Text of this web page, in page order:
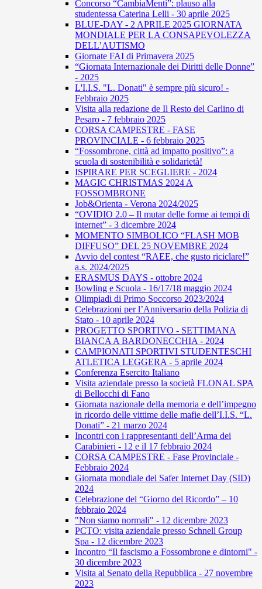
Concorso “CambiaMenti”: plauso alla
studentessa Caterina Lelli - 30 aprile 2025
BLUE-DAY - 2 APRILE 2025 GIORNATA
MONDIALE PER LA CONSAPEVOLEZZA
DELL’AUTISMO
Giornate FAI di Primavera 2025
“Giornata Internazionale dei Diritti delle Donne”
- 2025
L'I.I.S. "L. Donati" è sempre più sicuro! -
Febbraio 2025
Visita alla redazione de Il Resto del Carlino di
Pesaro - 7 febbraio 2025
CORSA CAMPESTRE - FASE
PROVINCIALE - 6 febbraio 2025
“Fossombrone, città ad impatto positivo”: a
scuola di sostenibilità e solidarietà!
ISPIRARE PER SCEGLIERE - 2024
MAGIC CHRISTMAS 2024 A
FOSSOMBRONE
Job&Orienta - Verona 2024/2025
“OVIDIO 2.0 – Il mutar delle forme ai tempi di
internet” - 3 dicembre 2024
MOMENTO SIMBOLICO “FLASH MOB
DIFFUSO” DEL 25 NOVEMBRE 2024
Avvio del contest “RAEE, che gusto riciclare!”
a.s. 2024/2025
ERASMUS DAYS - ottobre 2024
Bowling e Scuola - 16/17/18 maggio 2024
Olimpiadi di Primo Soccorso 2023/2024
Celebrazioni per l’Anniversario della Polizia di
Stato - 10 aprile 2024
PROGETTO SPORTIVO - SETTIMANA
BIANCA A BARDONECCHIA - 2024
CAMPIONATI SPORTIVI STUDENTESCHI
ATLETICA LEGGERA - 5 aprile 2024
Conferenza Esercito Italiano
Visita aziendale presso la società FLONAL SPA
di Bellocchi di Fano
Giornata nazionale della memoria e dell’impegno
in ricordo delle vittime delle mafie dell’I.I.S. “L.
Donati” - 21 marzo 2024
Incontri con i rappresentanti dell’Arma dei
Carabinieri - 12 e il 17 febbraio 2024
CORSA CAMPESTRE - Fase Provinciale -
Febbraio 2024
Giornata mondiale del Safer Internet Day (SID)
2024
Celebrazione del “Giorno del Ricordo” – 10
febbraio 2024
"Non siamo normali" - 12 dicembre 2023
PCTO: visita aziendale presso Schnell Group
Spa - 12 dicembre 2023
Incontro “Il fascismo a Fossombrone e dintorni" -
30 dicembre 2023
Visita al Senato della Repubblica - 27 novembre
2023